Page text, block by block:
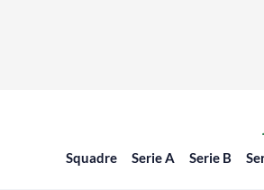
Squadre Serie A Serie B